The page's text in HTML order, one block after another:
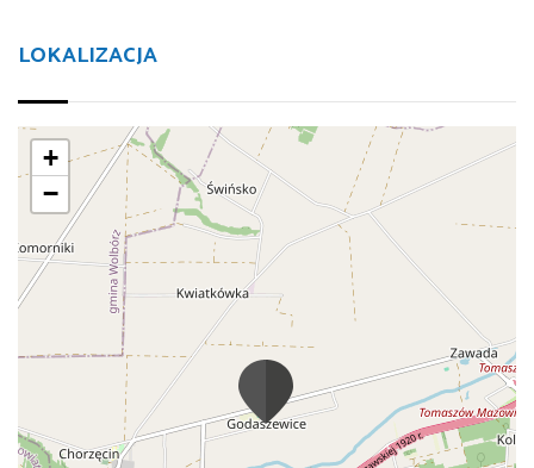
LOKALIZACJA
+
−